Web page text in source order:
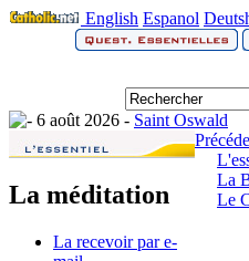
English Espanol
6 août 2026 - Saint Oswald
La méditation
La recevoir par e-
La
Le